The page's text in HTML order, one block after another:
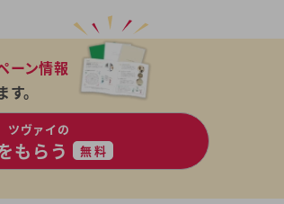
ーン情報
。
ヴァイの
もらう 無料